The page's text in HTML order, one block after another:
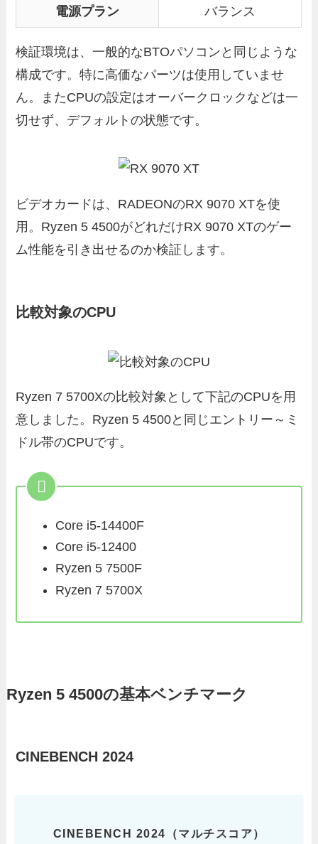
電源プラン バランス
検証環境は、一般的なBTOパソコンと同じような
構成です。特に高価なパーツは使用していませ
ん。またCPUの設定はオーバークロックなどは一
切せず、デフォルトの状態です。
ビデオカードは、RADEONのRX 9070 XTを使
用。Ryzen 5 4500がどれだけRX 9070 XTのゲー
ム性能を引き出せるのか検証します。
比較対象のCPU
Ryzen 7 5700Xの比較対象として下記のCPUを用
意しました。Ryzen 5 4500と同じエントリー～ミ
ドル帯のCPUです。
Core i5-14400F
Core i5-12400
Ryzen 5 7500F
Ryzen 7 5700X
Ryzen 5 4500の基本ベンチマーク
CINEBENCH 2024
CINEBENCH 2024（マルチスコア）